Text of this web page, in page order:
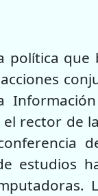
política
rector de
estudios